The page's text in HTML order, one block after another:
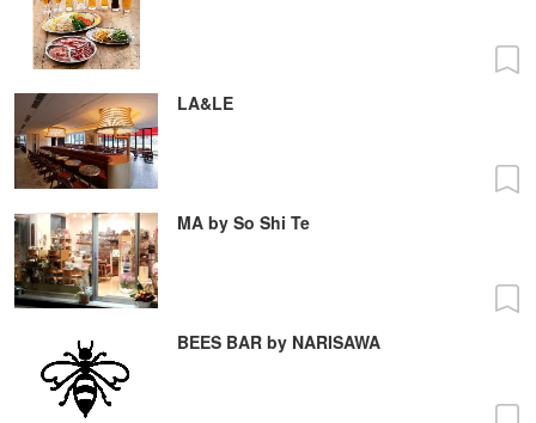
LA&LE
MA by So Shi Te
BEES BAR by NARISAWA